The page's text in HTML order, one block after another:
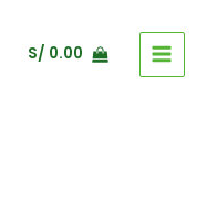
S/ 0.00